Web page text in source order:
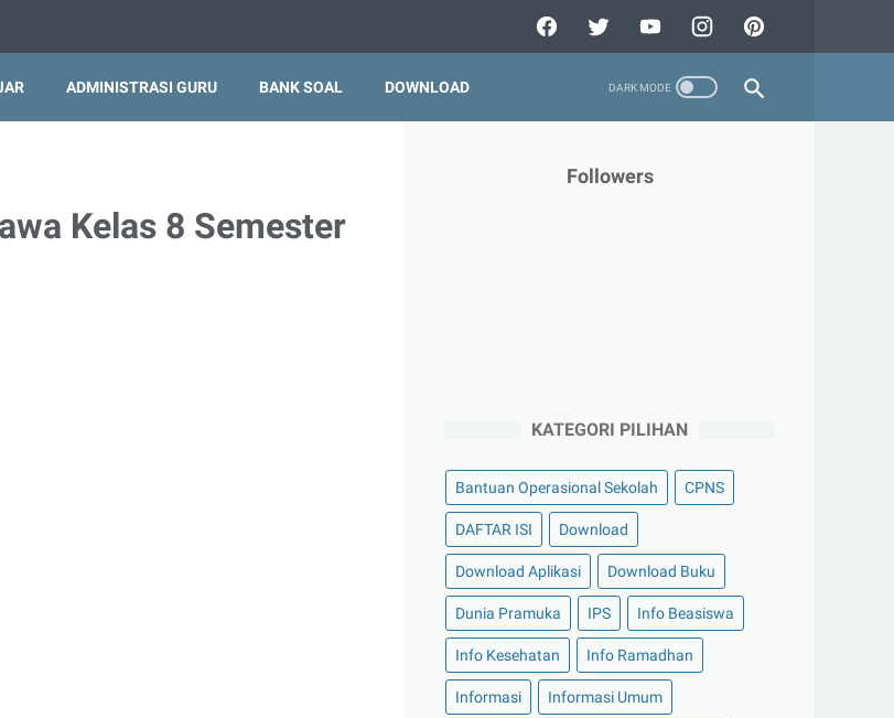
ADMINISTRASI GURU BANK SOAL DOWNLOAD
Kelas 8 Semester
Followers
KATEGORI PILIHAN
Bantuan Operasional Sekolah CPNS
DAFTAR ISI Download
Download Aplikasi Download Buku
Dunia Pramuka IPS Info Beasiswa
Info Kesehatan Info Ramadhan
Informasi Informasi Umum